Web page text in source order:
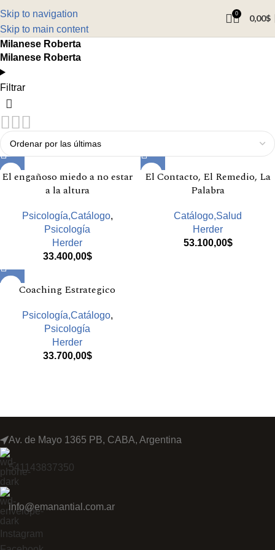
Skip to navigation
Skip to main content
0 0,00$
Milanese Roberta
Milanese Roberta
Filtrar
El engañoso miedo a no estar
a la altura
Psicología,Catálogo,
Psicología
Herder
33.400,00$
El Contacto, El Remedio, La
Palabra
Catálogo,Salud
Herder
53.100,00$
Coaching Estrategico
Psicología,Catálogo,
Psicología
Herder
33.700,00$
Av. de Mayo 1365 PB, CABA, Argentina
541143837350
info@emanantial.com.ar
Instagram